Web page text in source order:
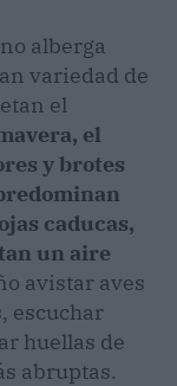
alberga
variedad de
el
el
y brotes
caducas,
un aire
avistar aves
escuchar
huellas de
abruptas.